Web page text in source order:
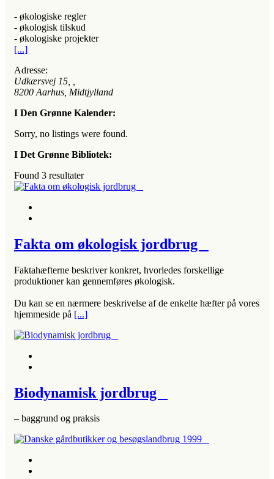
- økologiske regler
- økologisk tilskud
- økologiske projekter
[...]
Adresse:
Udkærsvej 15
8200 Aarhus, Midtjylland
I Den Grønne Kalender:
Sorry, no listings were found.
I Det Grønne Bibliotek:
Found 3 resultater
Fakta om økologisk jordbrug
Faktahæfterne beskriver konkret, hvorledes forskellige
produktioner kan gennemføres økologisk.
Du kan se en nærmere beskrivelse af de enkelte hæfter på vores
hjemmeside på [...]
Biodynamisk jordbrug
– baggrund og praksis